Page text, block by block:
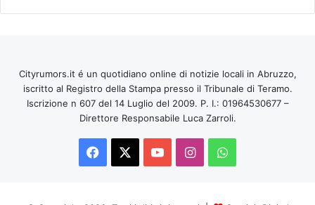
Cityrumors.it é un quotidiano online di notizie locali in Abruzzo,
iscritto al Registro della Stampa presso il Tribunale di Teramo.
Iscrizione n 607 del 14 Luglio del 2009. P. I.: 01964530677 –
Direttore Responsabile Luca Zarroli.
Facebook
You InstagramWhatsApp